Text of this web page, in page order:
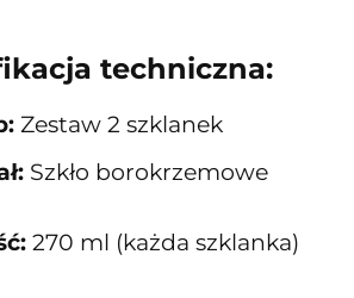
techniczna:
Zestaw 2 szklanek
Szkło borokrzemowe
270 ml (każda szklanka)